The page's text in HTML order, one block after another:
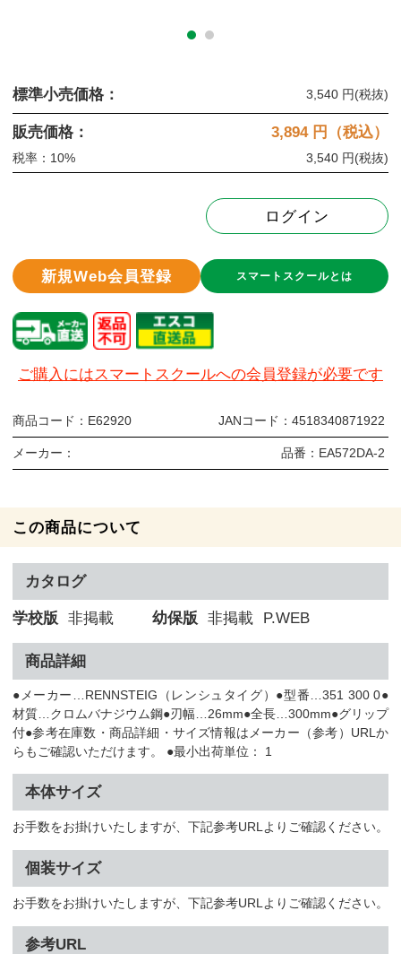
標準小売価格： 3,540 円(税抜)
販売価格： 3,894 円（税込）
税率：10% 3,540 円(税抜)
ログイン
新規Web会員登録 スマートスクールとは
ご購入にはスマートスクールへの会員登録が必要です
商品コード： E62920 JANコード： 4518340871922
メーカー： 品番： EA572DA-2
この商品について
カタログ
学校版 非掲載 幼保版 非掲載 P.WEB
商品詳細
●メーカー…RENNSTEIG（レンシュタイグ）●型番…351 300 0●
材質…クロムバナジウム鋼●刃幅…26mm●全長…300mm●グリップ
付●参考在庫数・商品詳細・サイズ情報はメーカー（参考）URLか
らもご確認いただけます。 ●最小出荷単位： 1
本体サイズ
お手数をお掛けいたしますが、下記参考URLよりご確認ください。
個装サイズ
お手数をお掛けいたしますが、下記参考URLよりご確認ください。
参考URL